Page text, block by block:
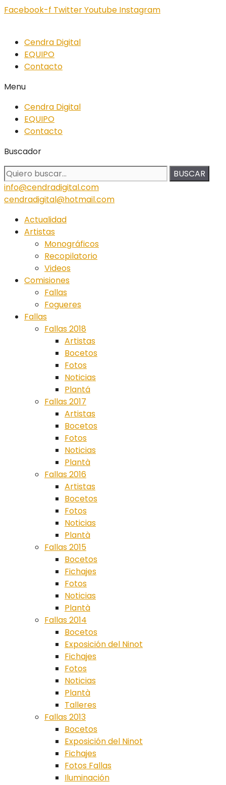
Facebook-f TwitterYoutube Instagram
Cendra Digital
EQUIPO
Contacto
Menu
Cendra Digital
EQUIPO
Contacto
Buscador
BUSCAR
info@cendradigital.com
cendradigital@hotmail.com
Actualidad
Artistas
Monográficos
Recopilatorio
Videos
Comisiones
Fallas
Fogueres
Fallas
Fallas 2018
Artistas
Bocetos
Fotos
Noticias
Plantá
Fallas 2017
Artistas
Bocetos
Fotos
Noticias
Plantà
Fallas 2016
Artistas
Bocetos
Fotos
Noticias
Plantà
Fallas 2015
Bocetos
Fichajes
Fotos
Noticias
Plantà
Fallas 2014
Bocetos
Exposición del Ninot
Fichajes
Fotos
Noticias
Plantà
Talleres
Fallas 2013
Bocetos
Exposición del Ninot
Fichajes
Fotos Fallas
Iluminación